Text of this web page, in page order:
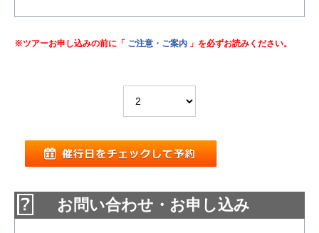
※ツアーお申し込みの前に「 ご注意・ご案内 」を必ずお読みください。
お問い合わせ・お申し込み